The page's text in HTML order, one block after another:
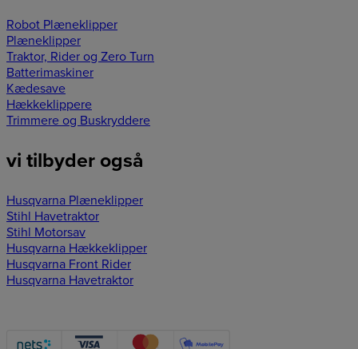
Robot Plæneklipper
Plæneklipper
Traktor, Rider og Zero Turn
Batterimaskiner
Kædesave
Hækkeklippere
Trimmere og Buskryddere
vi tilbyder også
Husqvarna Plæneklipper
Stihl Havetraktor
Stihl Motorsav
Husqvarna Hækkeklipper
Husqvarna Front Rider
Husqvarna Havetraktor